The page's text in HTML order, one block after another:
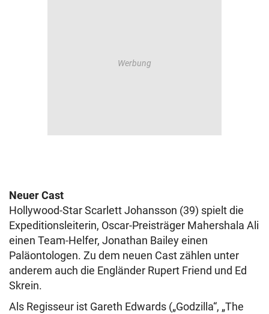
Neuer Cast
Hollywood-Star Scarlett Johansson (39) spielt die
Expeditionsleiterin, Oscar-Preisträger Mahershala Ali
einen Team-Helfer, Jonathan Bailey einen
Paläontologen. Zu dem neuen Cast zählen unter
anderem auch die Engländer Rupert Friend und Ed
Skrein.
Als Regisseur ist Gareth Edwards („Godzilla“, „The